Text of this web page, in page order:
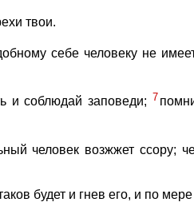
твои.
себе человеку не
и соблюдай заповеди; 7
человек возжжет ссору;
будет и гнев его, и по